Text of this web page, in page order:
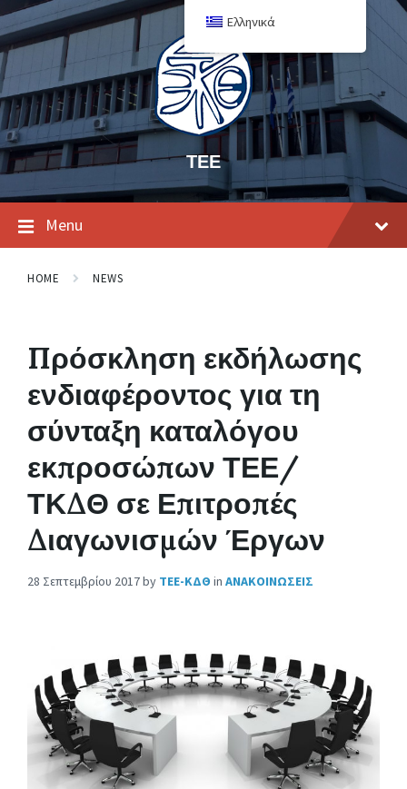
ΤΕΕ
Menu
HOME NEWS
Πρόσκληση εκδήλωσης
ενδιαφέροντος για τη
σύνταξη καταλόγου
εκπροσώπων ΤΕΕ/
ΤΚΔΘ σε Επιτροπές
Διαγωνισμών Έργων
28 Σεπτεμβρίου 2017by ΤΕΕ-ΚΔΘ in ΑΝΑΚΟΙΝΩΣΕΙΣ
Ελληνικά